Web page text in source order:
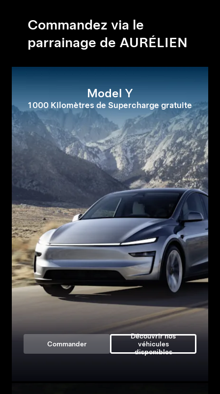
Commandez via le
parrainage de AURÉLIEN
Model Y
1 000 Kilomètres de Supercharge gratuite
Commander
Découvrir nos
véhicules
disponibles